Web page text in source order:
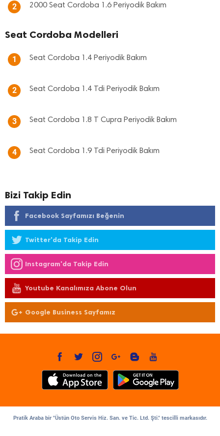
2 2000 Seat Cordoba 1.6 Periyodik Bakım
Seat Cordoba Modelleri
1 Seat Cordoba 1.4 Periyodik Bakım
2 Seat Cordoba 1.4 Tdi Periyodik Bakım
3 Seat Cordoba 1.8 T Cupra Periyodik Bakım
4 Seat Cordoba 1.9 Tdi Periyodik Bakım
Bizi Takip Edin
Facebook Sayfamızı Beğenin
Twitter'da Takip Edin
Instagram'da Takip Edin
Youtube Kanalımıza Abone Olun
Google Business Sayfamız
Pratik Araba bir "Üstün Oto Servis Hiz. San. ve Tic. Ltd. Şti." tescilli markasıdır.